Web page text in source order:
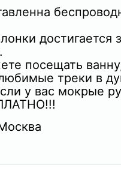
достигается
посещать
треки в
у вас мокрые